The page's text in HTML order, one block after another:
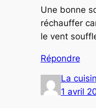
Une bonne
réchauffer
le vent
Répondre
La
1 avril